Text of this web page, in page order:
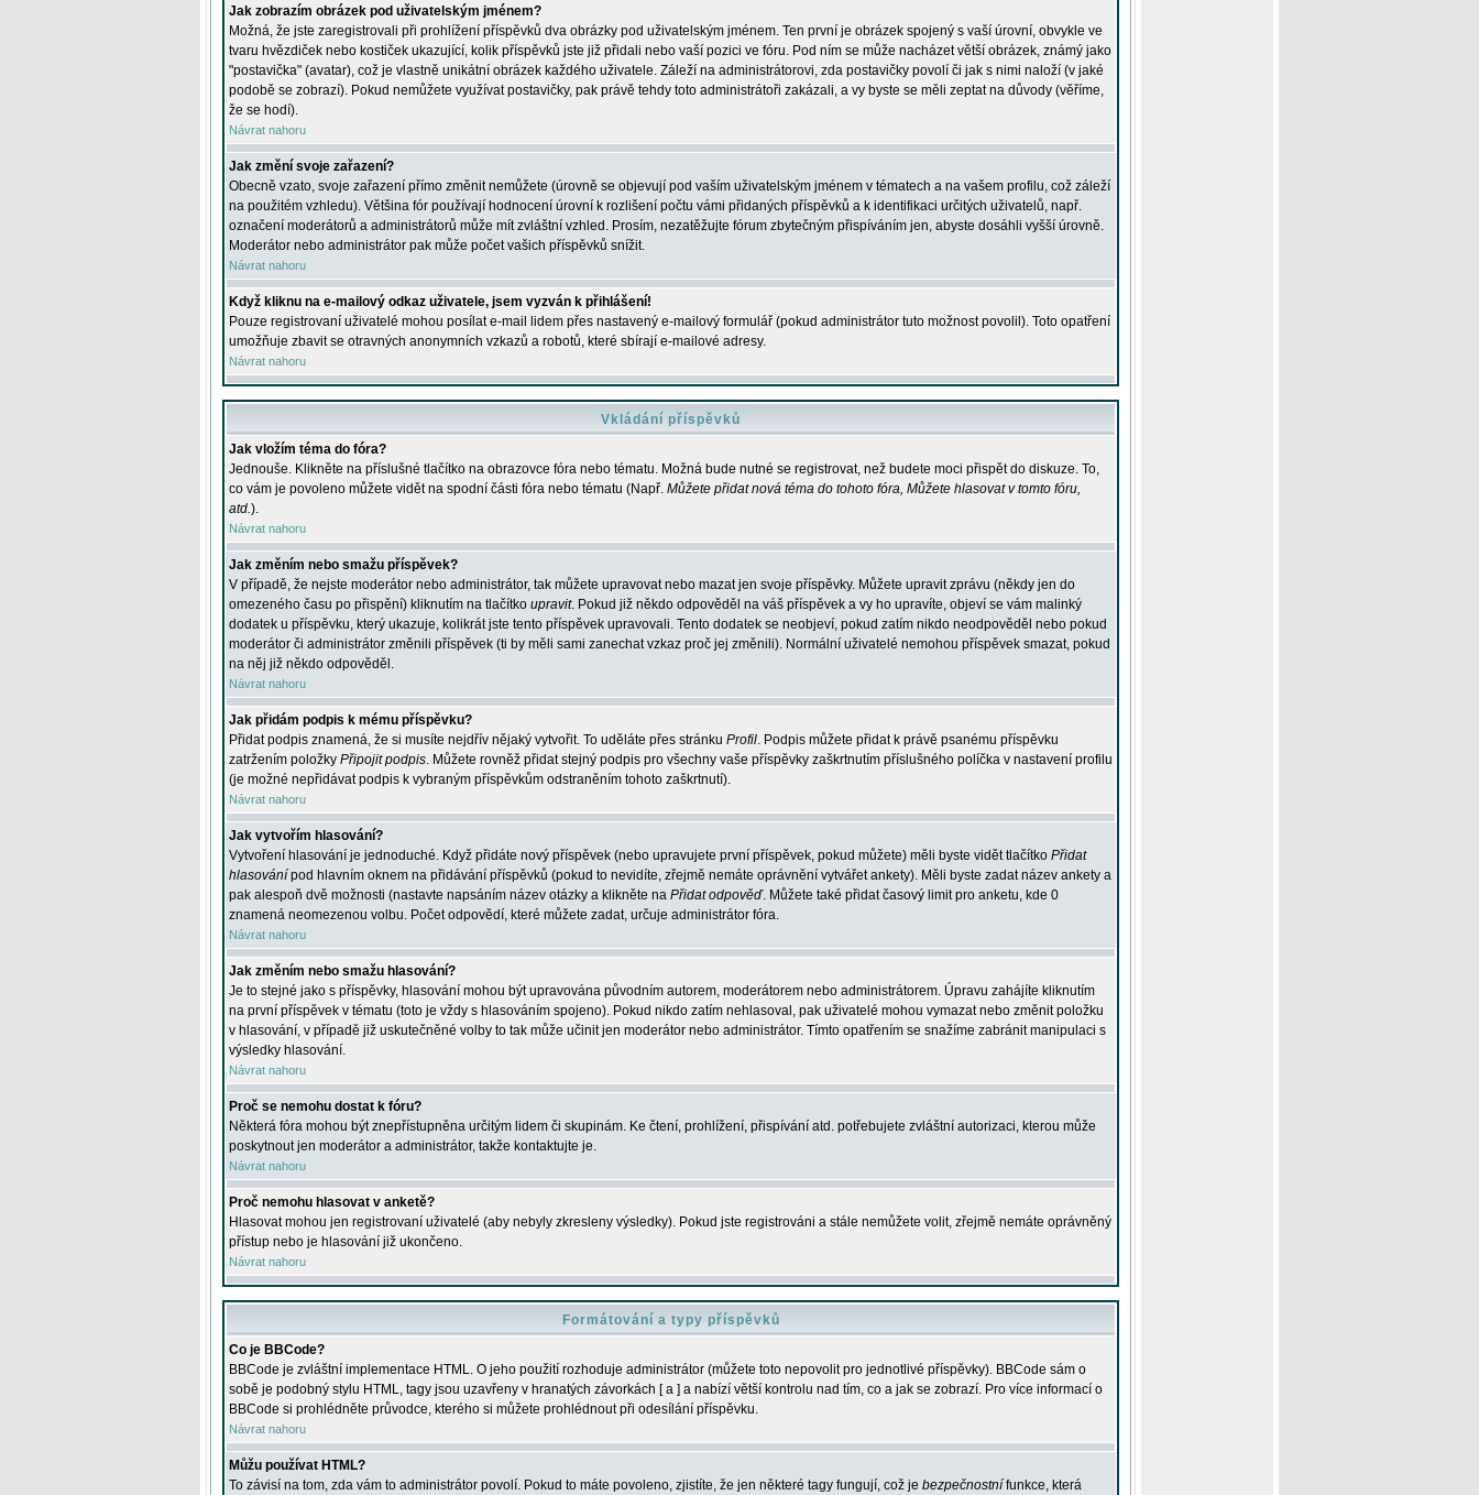
Jak zobrazím obrázek pod uživatelským jménem?
Možná, že jste zaregistrovali při prohlížení příspěvků dva obrázky pod uživatelským jménem. Ten první je obrázek spojený s vaší úrovní, obvykle ve
tvaru hvězdiček nebo kostiček ukazující, kolik příspěvků jste již přidali nebo vaší pozici ve fóru. Pod ním se může nacházet větší obrázek, známý jako
"postavička" (avatar), což je vlastně unikátní obrázek každého uživatele. Záleží na administrátorovi, zda postavičky povolí či jak s nimi naloží (v jaké
podobě se zobrazí). Pokud nemůžete využívat postavičky, pak právě tehdy toto administrátoři zakázali, a vy byste se měli zeptat na důvody (věříme,
že se hodí).
Návrat nahoru
Jak změní svoje zařazení?
Obecně vzato, svoje zařazení přímo změnit nemůžete (úrovně se objevují pod vaším uživatelským jménem v tématech a na vašem profilu, což záleží
na použitém vzhledu). Většina fór používají hodnocení úrovní k rozlišení počtu vámi přidaných příspěvků a k identifikaci určitých uživatelů, např.
označení moderátorů a administrátorů může mít zvláštní vzhled. Prosím, nezatěžujte fórum zbytečným přispíváním jen, abyste dosáhli vyšší úrovně.
Moderátor nebo administrátor pak může počet vašich příspěvků snížit.
Návrat nahoru
Když kliknu na e-mailový odkaz uživatele, jsem vyzván k přihlášení!
Pouze registrovaní uživatelé mohou posílat e-mail lidem přes nastavený e-mailový formulář (pokud administrátor tuto možnost povolil). Toto opatření
umožňuje zbavit se otravných anonymních vzkazů a robotů, které sbírají e-mailové adresy.
Návrat nahoru
Vkládání příspěvků
Jak vložím téma do fóra?
Jednouše. Klikněte na příslušné tlačítko na obrazovce fóra nebo tématu. Možná bude nutné se registrovat, než budete moci přispět do diskuze. To,
co vám je povoleno můžete vidět na spodní části fóra nebo tématu (Např. Můžete přidat nová téma do tohoto fóra, Můžete hlasovat v tomto fóru,
atd.).
Návrat nahoru
Jak změním nebo smažu příspěvek?
V případě, že nejste moderátor nebo administrátor, tak můžete upravovat nebo mazat jen svoje příspěvky. Můžete upravit zprávu (někdy jen do
omezeného času po přispění) kliknutím na tlačítko upravit. Pokud již někdo odpověděl na váš příspěvek a vy ho upravíte, objeví se vám malinký
dodatek u příspěvku, který ukazuje, kolikrát jste tento příspěvek upravovali. Tento dodatek se neobjeví, pokud zatím nikdo neodpověděl nebo pokud
moderátor či administrátor změnili příspěvek (ti by měli sami zanechat vzkaz proč jej změnili). Normální uživatelé nemohou příspěvek smazat, pokud
na něj již někdo odpověděl.
Návrat nahoru
Jak přidám podpis k mému příspěvku?
Přidat podpis znamená, že si musíte nejdřív nějaký vytvořit. To uděláte přes stránku Profil. Podpis můžete přidat k právě psanému příspěvku
zatržením položky Připojit podpis. Můžete rovněž přidat stejný podpis pro všechny vaše příspěvky zaškrtnutím příslušného políčka v nastavení profilu
(je možné nepřidávat podpis k vybraným příspěvkům odstraněním tohoto zaškrtnutí).
Návrat nahoru
Jak vytvořím hlasování?
Vytvoření hlasování je jednoduché. Když přidáte nový příspěvek (nebo upravujete první příspěvek, pokud můžete) měli byste vidět tlačítko Přidat
hlasování pod hlavním oknem na přidávání příspěvků (pokud to nevidíte, zřejmě nemáte oprávnění vytvářet ankety). Měli byste zadat název ankety a
pak alespoň dvě možnosti (nastavte napsáním název otázky a klikněte na Přidat odpověď. Můžete také přidat časový limit pro anketu, kde 0
znamená neomezenou volbu. Počet odpovědí, které můžete zadat, určuje administrátor fóra.
Návrat nahoru
Jak změním nebo smažu hlasování?
Je to stejné jako s příspěvky, hlasování mohou být upravována původním autorem, moderátorem nebo administrátorem. Úpravu zahájíte kliknutím
na první příspěvek v tématu (toto je vždy s hlasováním spojeno). Pokud nikdo zatím nehlasoval, pak uživatelé mohou vymazat nebo změnit položku
v hlasování, v případě již uskutečněné volby to tak může učinit jen moderátor nebo administrátor. Tímto opatřením se snažíme zabránit manipulaci s
výsledky hlasování.
Návrat nahoru
Proč se nemohu dostat k fóru?
Některá fóra mohou být znepřístupněna určitým lidem či skupinám. Ke čtení, prohlížení, přispívání atd. potřebujete zvláštní autorizaci, kterou může
poskytnout jen moderátor a administrátor, takže kontaktujte je.
Návrat nahoru
Proč nemohu hlasovat v anketě?
Hlasovat mohou jen registrovaní uživatelé (aby nebyly zkresleny výsledky). Pokud jste registrováni a stále nemůžete volit, zřejmě nemáte oprávněný
přístup nebo je hlasování již ukončeno.
Návrat nahoru
Formátování a typy příspěvků
Co je BBCode?
BBCode je zvláštní implementace HTML. O jeho použití rozhoduje administrátor (můžete toto nepovolit pro jednotlivé příspěvky). BBCode sám o
sobě je podobný stylu HTML, tagy jsou uzavřeny v hranatých závorkách [ a ] a nabízí větší kontrolu nad tím, co a jak se zobrazí. Pro více informací o
BBCode si prohlédněte průvodce, kterého si můžete prohlédnout při odesílání příspěvku.
Návrat nahoru
Můžu používat HTML?
To závisí na tom, zda vám to administrátor povolí. Pokud to máte povoleno, zjistíte, že jen některé tagy fungují, což je bezpečnostní funkce, která